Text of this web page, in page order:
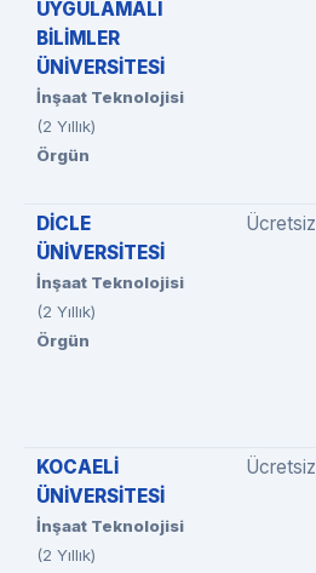
UYGULAMALI
BİLİMLER
ÜNİVERSİTESİ
İnşaat Teknolojisi
(2 Yıllık)
Örgün
DİCLE
ÜNİVERSİTESİ
İnşaat Teknolojisi
(2 Yıllık)
Örgün
Ücretsiz
KOCAELİ
ÜNİVERSİTESİ
İnşaat Teknolojisi
(2 Yıllık)
Ücretsiz